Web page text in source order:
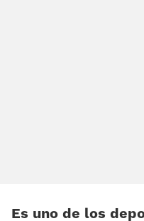
Es uno de los